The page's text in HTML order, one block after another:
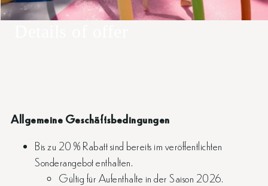
Allgemeine Geschäftsbedingungen
Bis zu 20 % Rabatt sind bereits im veröffentlichten
Sonderangebot enthalten.
Gültig für Aufenthalte in der Saison 2026.